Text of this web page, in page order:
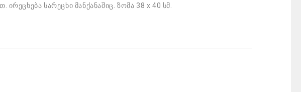
სარეცხი მანქანაშიც. ზომა 38 x 40 სმ.